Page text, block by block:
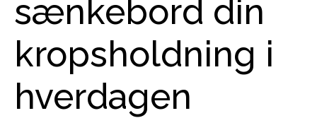
sænkebord din
kropsholdning i
hverdagen